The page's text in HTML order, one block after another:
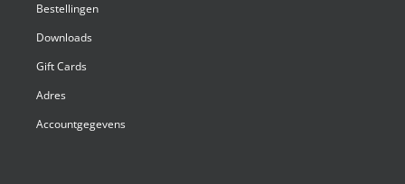
Bestellingen
Downloads
Gift Cards
Adres
Accountgegevens